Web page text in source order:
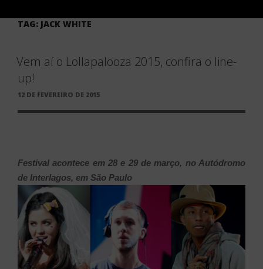
TAG: JACK WHITE
Vem aí o Lollapalooza 2015, confira o line-
up!
PUBLICADO
12 DE FEVEREIRO DE 2015
Festival acontece em 28 e 29 de março, no Autódromo
de Interlagos, em São Paulo